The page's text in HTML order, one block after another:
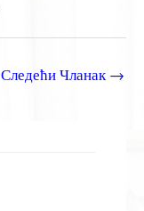
Следећи Чланак→